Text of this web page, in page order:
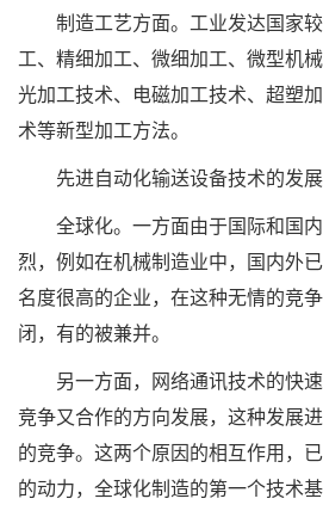
制造工艺方面。工业发达国家较
工、精细加工、微细加工、微型机
光加工技术、电磁加工技术、超塑
术等新型加工方法。
先进自动化输送设备技术的发
全球化。一方面由于国际和国内
烈，例如在机械制造业中，国内外
名度很高的企业，在这种无情的竞
闭，有的被兼并。
另一方面，网络通讯技术的快速
竞争又合作的方向发展，这种发展
的竞争。这两个原因的相互作用，
的动力，全球化制造的第一个技术